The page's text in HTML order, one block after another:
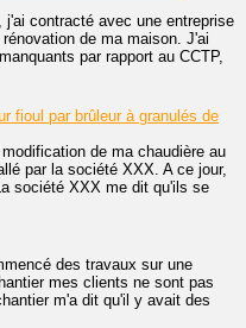
j'ai contracté avec une entreprise
de ma maison. J'ai
par rapport au CCTP,
fioul par brûleur à granulés de
de ma chaudière au
par la société XXX. A ce jour,
société XXX me dit qu'ils se
des travaux sur une
mes clients ne sont pas
m'a dit qu'il y avait des